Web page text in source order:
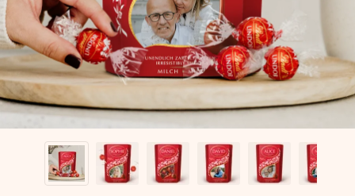
jménem, vaší fotografií nebo vzkazem, který doopravdy
zahřeje u srdce. Žádné zbytečné složitosti, jen spousta
lásky pro daný okamžik.